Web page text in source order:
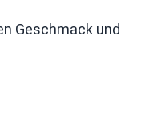
Geschmack und